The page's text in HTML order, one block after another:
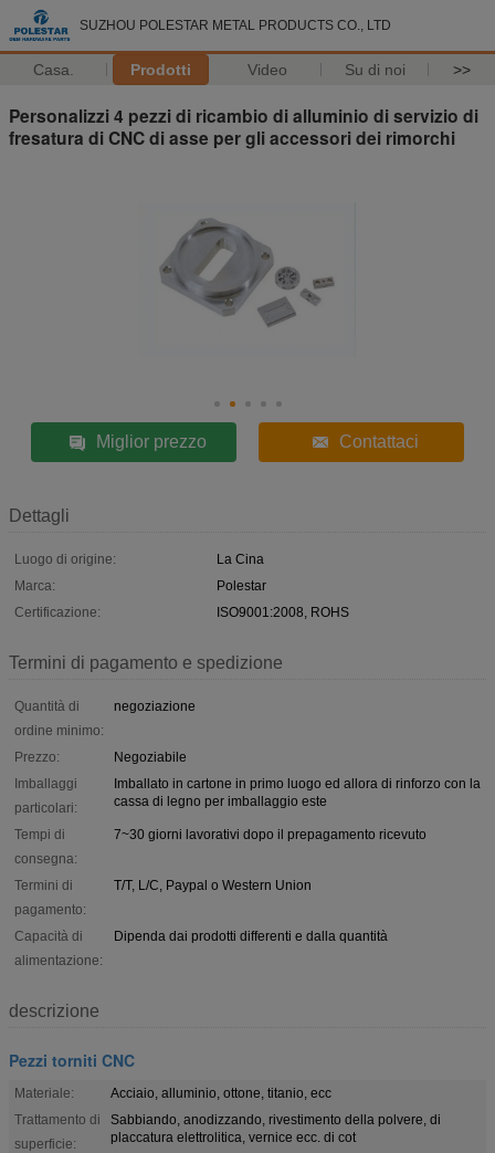
SUZHOU POLESTAR METAL PRODUCTS CO., LTD
Casa. Prodotti Video Su di noi >>
Personalizzi 4 pezzi di ricambio di alluminio di servizio di
fresatura di CNC di asse per gli accessori dei rimorchi
Miglior prezzo Contattaci
Dettagli
Luogo di origine:
La Cina
Marca:
Polestar
Certificazione:
ISO9001:2008, ROHS
Termini di pagamento e spedizione
Quantità di
ordine minimo:
negoziazione
Prezzo:
Negoziabile
Imballaggi
particolari:
Imballato in cartone in primo luogo ed allora di rinforzo con la
cassa di legno per imballaggio este
Tempi di
consegna:
7~30 giorni lavorativi dopo il prepagamento ricevuto
Termini di
pagamento:
T/T, L/C, Paypal o Western Union
Capacità di
alimentazione:
Dipenda dai prodotti differenti e dalla quantità
descrizione
Pezzi torniti CNC
Materiale:
Acciaio, alluminio, ottone, titanio, ecc
Trattamento di
superficie:
Sabbiando, anodizzando, rivestimento della polvere, di
placcatura elettrolitica, vernice ecc. di cot